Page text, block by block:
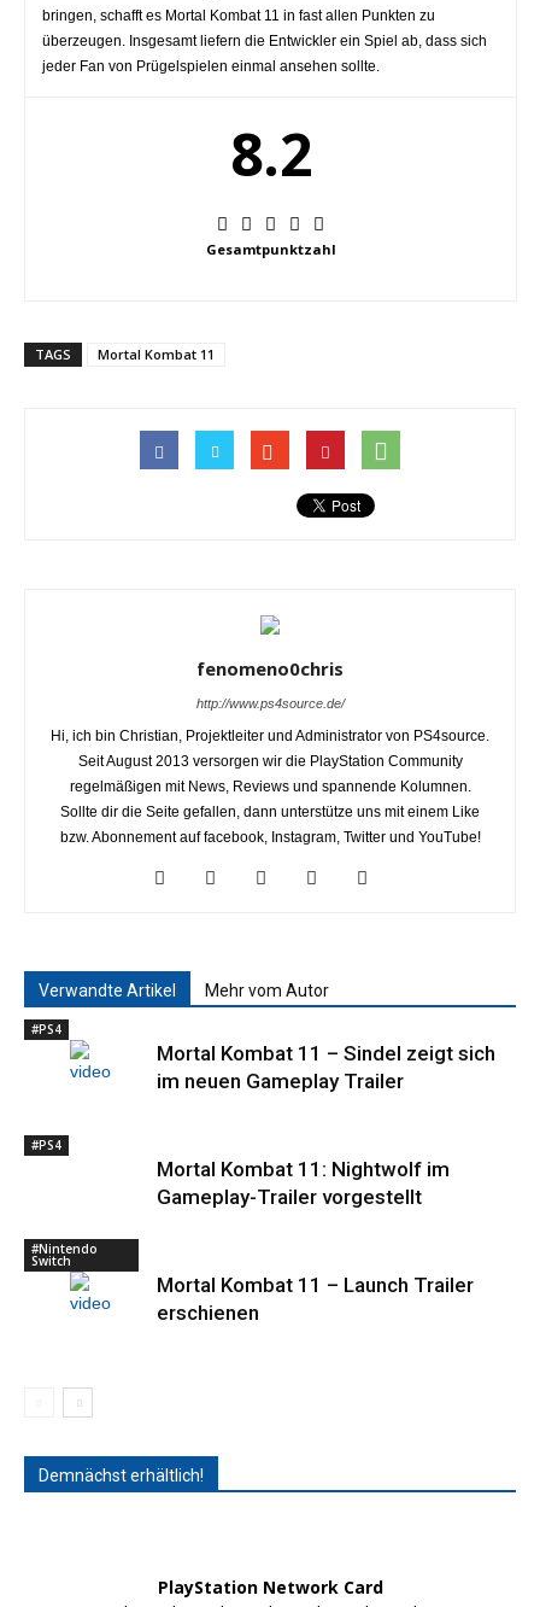
bringen, schafft es Mortal Kombat 11 in fast allen Punkten zu
überzeugen. Insgesamt liefern die Entwickler ein Spiel ab, dass sich
jeder Fan von Prügelspielen einmal ansehen sollte.
8.2
Gesamtpunktzahl
TAGS Mortal Kombat 11
fenomeno0chris
http://www.ps4source.de/
Hi, ich bin Christian, Projektleiter und Administrator von PS4source.
Seit August 2013 versorgen wir die PlayStation Community
regelmäßigen mit News, Reviews und spannende Kolumnen.
Sollte dir die Seite gefallen, dann unterstütze uns mit einem Like
bzw. Abonnement auf facebook, Instagram, Twitter und YouTube!
Verwandte Artikel Mehr vom Autor
#PS4
Mortal Kombat 11 – Sindel zeigt sich
im neuen Gameplay Trailer
#PS4
Mortal Kombat 11: Nightwolf im
Gameplay-Trailer vorgestellt
#Nintendo
Switch
Mortal Kombat 11 – Launch Trailer
erschienen
Demnächst erhältlich!
PlayStation Network Card